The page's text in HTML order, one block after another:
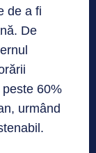
de a fi
De
60%
urmând